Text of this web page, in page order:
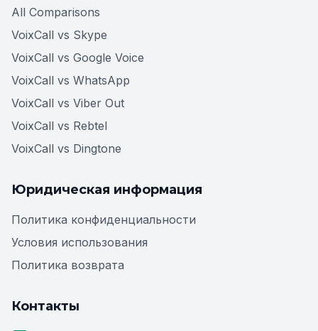
All Comparisons
VoixCall vs Skype
VoixCall vs Google Voice
VoixCall vs WhatsApp
VoixCall vs Viber Out
VoixCall vs Rebtel
VoixCall vs Dingtone
Юридическая информация
Политика конфиденциальности
Условия использования
Политика возврата
Контакты